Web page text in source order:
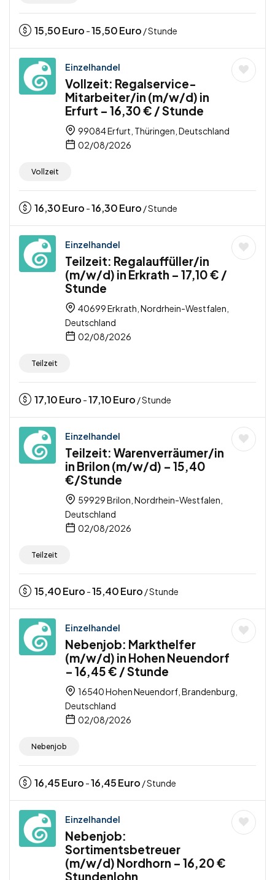
15,50Euro -15,50Euro / Stunde
Einzelhandel
Vollzeit: Regalservice-
Mitarbeiter/in (m/w/d) in
Erfurt – 16,30 € / Stunde
99084 Erfurt, Thüringen, Deutschland
02/08/2026
Vollzeit
16,30Euro -16,30Euro / Stunde
Einzelhandel
Teilzeit: Regalauffüller/in
(m/w/d) in Erkrath – 17,10 € /
Stunde
40699 Erkrath, Nordrhein-Westfalen,
Deutschland
02/08/2026
Teilzeit
17,10Euro -17,10Euro / Stunde
Einzelhandel
Teilzeit: Warenverräumer/in
in Brilon (m/w/d) – 15,40
€/Stunde
59929 Brilon, Nordrhein-Westfalen,
Deutschland
02/08/2026
Teilzeit
15,40Euro -15,40Euro / Stunde
Einzelhandel
Nebenjob: Markthelfer
(m/w/d) in Hohen Neuendorf
– 16,45 € / Stunde
16540 Hohen Neuendorf, Brandenburg,
Deutschland
02/08/2026
Nebenjob
16,45Euro -16,45Euro / Stunde
Einzelhandel
Nebenjob:
Sortimentsbetreuer
(m/w/d) Nordhorn – 16,20 €
Stundenlohn